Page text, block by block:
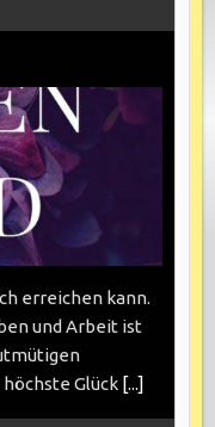
erreichen kann.
und Arbeit ist
Glück [...]